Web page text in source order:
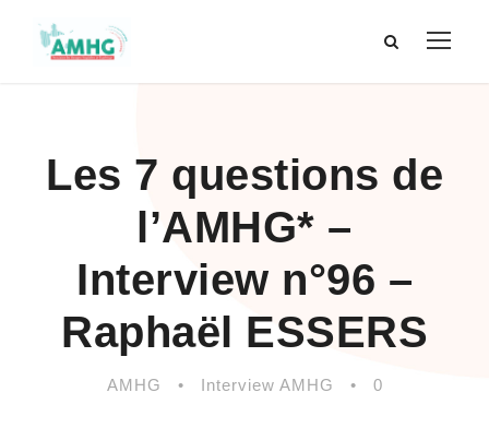
Les 7 questions de
l’AMHG* –
Interview n°96 –
Raphaël ESSERS
AMHG • Interview AMHG • 0